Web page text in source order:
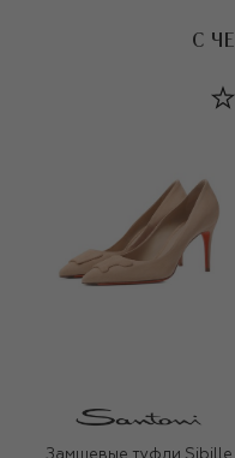
С
Замшевые туфли Sibille